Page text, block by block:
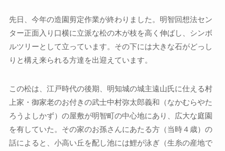
先日、今年の造園剪定作業が終わりました。明智回想法セン
ター正面入り口横に立派な松の木が枝を高く伸ばし、シンボ
ルツリーとして立っています。その下には大きな石がどっし
りと構え来られる方達を出迎えています。
この松は、江戸時代の後期、明知城の城主遠山氏に仕える村
上家・御家老のお付きの武士中村弥太郎義和（なかむらやた
ろうよしかず）の屋敷が明智町の中心地にあり、広大な庭園
を有していた。その家のお孫さんにあたる方（当時４歳）の
話によると、小高い丘を配し池には鯉が泳ぎ（生糸の産地で